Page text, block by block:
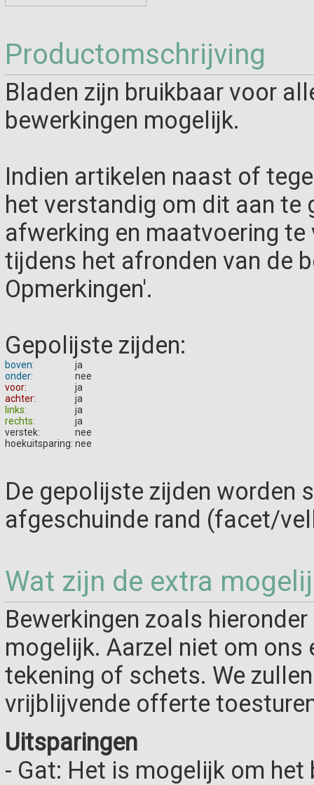
Productomschrijving
Bladen zijn bruikbaar voor
bewerkingen mogelijk.
Indien artikelen naast of
het verstandig om dit aan te
afwerking en maatvoering
tijdens het afronden van de
Opmerkingen'.
Gepolijste zijden:
boven:
ja
onder:
nee
voor:
ja
achter:
ja
links:
ja
rechts:
ja
verstek:
nee
hoekuitsparing: nee
De gepolijste zijden worden
afgeschuinde rand (facet/
Wat zijn de extra
Bewerkingen zoals
mogelijk. Aarzel niet om ons
tekening of schets. We
vrijblijvende offerte
Uitsparingen
- Gat: Het is mogelijk om